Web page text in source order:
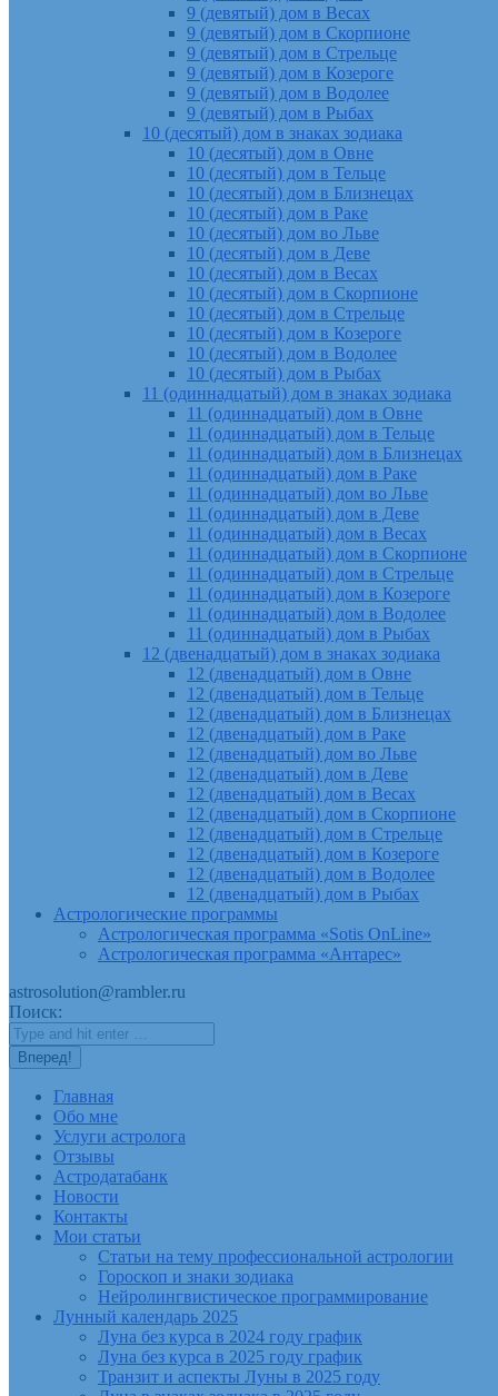
9 (девятый) дом в Весах
9 (девятый) дом в Скорпионе
9 (девятый) дом в Стрельце
9 (девятый) дом в Козероге
9 (девятый) дом в Водолее
9 (девятый) дом в Рыбах
10 (десятый) дом в знаках зодиака
10 (десятый) дом в Овне
10 (десятый) дом в Тельце
10 (десятый) дом в Близнецах
10 (десятый) дом в Раке
10 (десятый) дом во Льве
10 (десятый) дом в Деве
10 (десятый) дом в Весах
10 (десятый) дом в Скорпионе
10 (десятый) дом в Стрельце
10 (десятый) дом в Козероге
10 (десятый) дом в Водолее
10 (десятый) дом в Рыбах
11 (одиннадцатый) дом в знаках зодиака
11 (одиннадцатый) дом в Овне
11 (одиннадцатый) дом в Тельце
11 (одиннадцатый) дом в Близнецах
11 (одиннадцатый) дом в Раке
11 (одиннадцатый) дом во Льве
11 (одиннадцатый) дом в Деве
11 (одиннадцатый) дом в Весах
11 (одиннадцатый) дом в Скорпионе
11 (одиннадцатый) дом в Стрельце
11 (одиннадцатый) дом в Козероге
11 (одиннадцатый) дом в Водолее
11 (одиннадцатый) дом в Рыбах
12 (двенадцатый) дом в знаках зодиака
12 (двенадцатый) дом в Овне
12 (двенадцатый) дом в Тельце
12 (двенадцатый) дом в Близнецах
12 (двенадцатый) дом в Раке
12 (двенадцатый) дом во Льве
12 (двенадцатый) дом в Деве
12 (двенадцатый) дом в Весах
12 (двенадцатый) дом в Скорпионе
12 (двенадцатый) дом в Стрельце
12 (двенадцатый) дом в Козероге
12 (двенадцатый) дом в Водолее
12 (двенадцатый) дом в Рыбах
Астрологические программы
Астрологическая программа «Sotis OnLine»
Астрологическая программа «Антарес»
astrosolution@rambler.ru
Поиск:
Главная
Обо мне
Услуги астролога
Отзывы
Астродатабанк
Новости
Контакты
Мои статьи
Статьи на тему профессиональной астрологии
Гороскоп и знаки зодиака
Нейролингвистическое программирование
Лунный календарь 2025
Луна без курса в 2024 году график
Луна без курса в 2025 году график
Транзит и аспекты Луны в 2025 году